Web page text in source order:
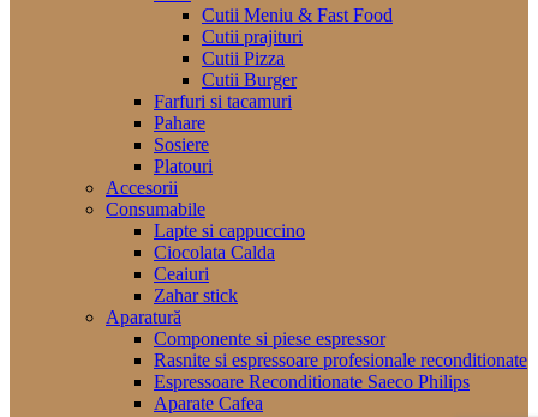
Cutii Meniu & Fast Food
Cutii prajituri
Cutii Pizza
Cutii Burger
Farfuri si tacamuri
Pahare
Sosiere
Platouri
Accesorii
Consumabile
Lapte si cappuccino
Ciocolata Calda
Ceaiuri
Zahar stick
Aparatură
Componente si piese espressor
Rasnite si espressoare profesionale reconditionate
Espressoare Reconditionate Saeco Philips
Aparate Cafea